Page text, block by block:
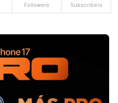
Followers Subscribers